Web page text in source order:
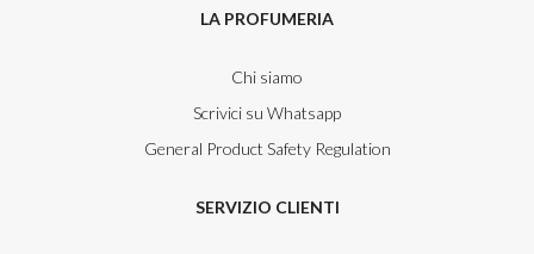
LA PROFUMERIA
Chi siamo
Scrivici su Whatsapp
General Product Safety Regulation
SERVIZIO CLIENTI